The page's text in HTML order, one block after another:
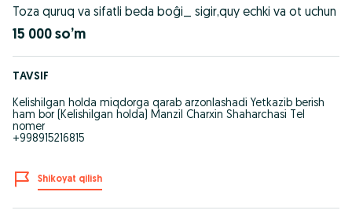
Toza quruq va sifatli beda boĝi_ sigir,quy echki va ot uchun
15 000 so’m
TAVSIF
Kelishilgan holda miqdorga qarab arzonlashadi Yetkazib berish
ham bor (Kelishilgan holda) Manzil Charxin Shaharchasi Tel
nomer
+998915216815
Shikoyat qilish